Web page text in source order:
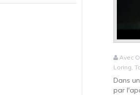
Avec
Loring,
Dans
par